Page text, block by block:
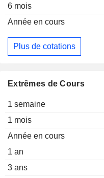
6 mois
Année en cours
Plus de cotations
Extrêmes de Cours
1 semaine
1 mois
Année en cours
1 an
3 ans